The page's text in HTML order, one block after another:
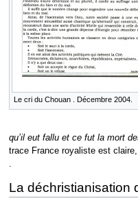
Le cri du Chouan . Décembre 2004.
qu’il eut fallu et ce fut la mort
trace France royaliste est
La déchristianisation